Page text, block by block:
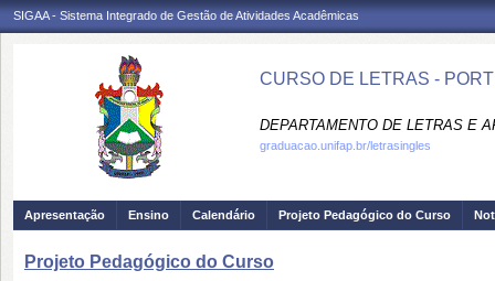
SIGAA - Sistema Integrado de Gestão de Atividades Acadêmicas
CURSO DE LETRAS -
DEPARTAMENTO DE LETRAS E
graduacao.unifap.br/letrasingles
Apresentação Ensino Calendário Projeto Pedagógico do Curso
Projeto Pedagógico do Curso